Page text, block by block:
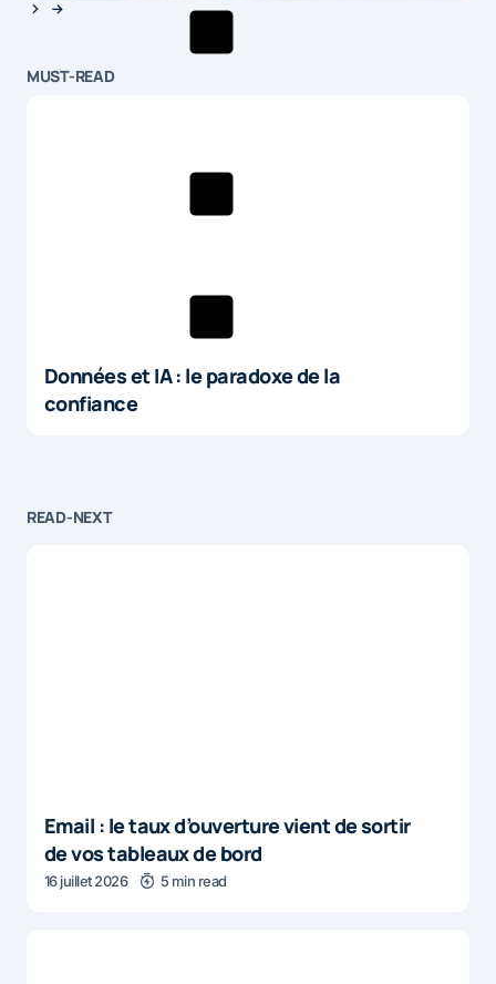
MUST-READ
Données et IA : le paradoxe de la
confiance
READ-NEXT
Email : le taux d’ouverture vient de sortir
de vos tableaux de bord
16 juillet 2026 5 min read